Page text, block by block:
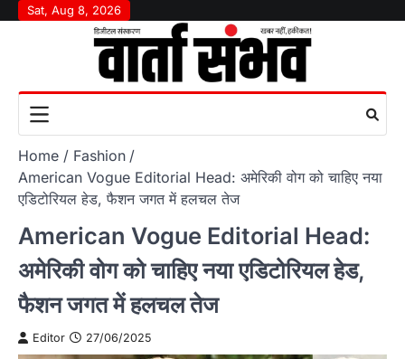
SkipSat, Aug 8, 2026
Home
Fashion
American Vogue Editorial Head: अमेरिकी वोग को चाहिए नया
एडिटोरियल हेड, फैशन जगत में हलचल तेज
American Vogue Editorial Head:
अमेरिकी वोग को चाहिए नया एडिटोरियल हेड,
फैशन जगत में हलचल तेज
Editor 27/06/2025